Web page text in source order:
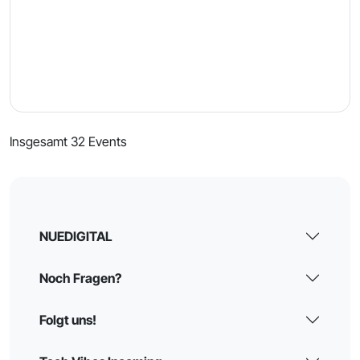
Insgesamt 32 Events
NUEDIGITAL
Noch Fragen?
Folgt uns!